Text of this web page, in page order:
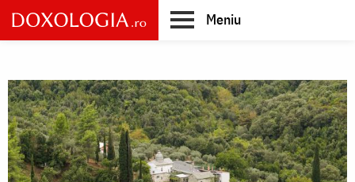
Skip
to
main
Meniu